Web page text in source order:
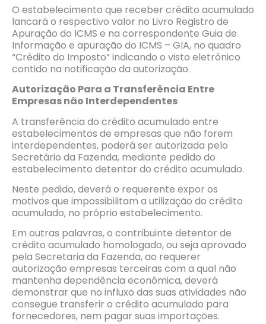
O estabelecimento que receber crédito acumulado
lancará o respectivo valor no Livro Registro de
Apuração do ICMS e na correspondente Guia de
Informação e apuração do ICMS – GIA, no quadro
“Crédito do Imposto” indicando o visto eletrônico
contido na notificação da autorização.
Autorização Para a Transferência Entre
Empresas não Interdependentes
A transferência do crédito acumulado entre
estabelecimentos de empresas que não forem
interdependentes, poderá ser autorizada pelo
Secretário da Fazenda, mediante pedido do
estabelecimento detentor do crédito acumulado.
Neste pedido, deverá o requerente expor os
motivos que impossibilitam a utilização do crédito
acumulado, no próprio estabelecimento.
Em outras palavras, o contribuinte detentor de
crédito acumulado homologado, ou seja aprovado
pela Secretaria da Fazenda, ao requerer
autorização empresas terceiras com a qual não
mantenha dependência econômica, deverá
demonstrar que no influxo das suas atividades não
consegue transferir o crédito acumulado para
fornecedores, nem pagar suas importações.